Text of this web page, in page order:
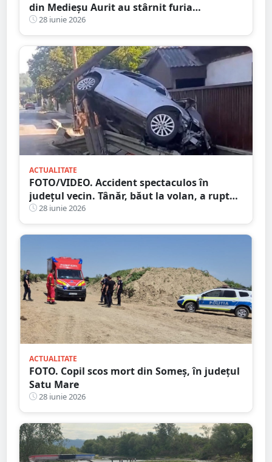
din Medieșu Aurit au stârnit furia
iubitorilor de animale. Proprietarii, acuzați
că au ales să își umilească propriii cai
28 iunie 2026
ACTUALITATE
FOTO/VIDEO. Accident spectaculos în
județul vecin. Tânăr, băut la volan, a rupt
un stâlp cu mașina și a ajuns în gard
28 iunie 2026
ACTUALITATE
FOTO. Copil scos mort din Someș, în județul
Satu Mare
28 iunie 2026